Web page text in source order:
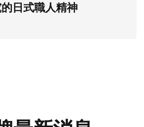
日式職人精神